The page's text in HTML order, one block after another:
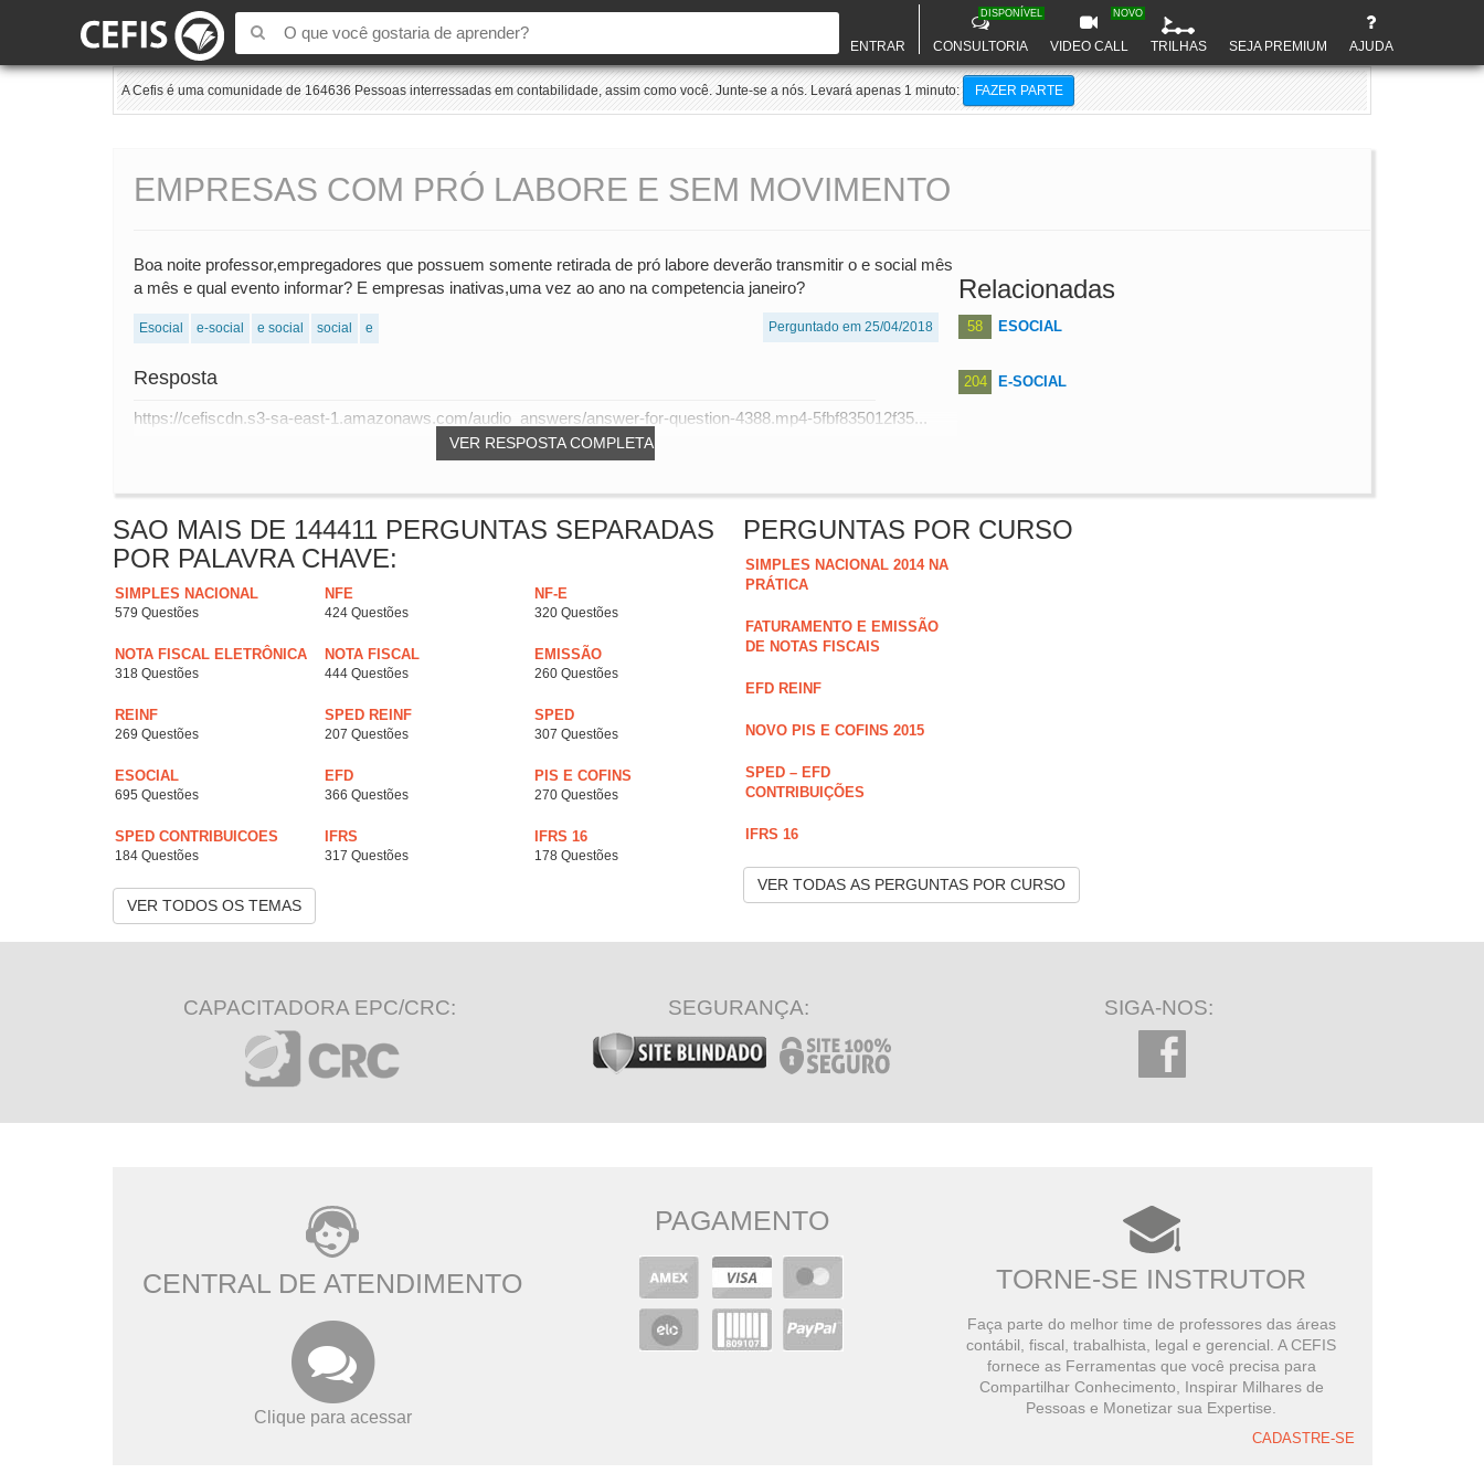
ENTRAR CONSULTORIA
DISPONÍVEL
VIDEO CALL
NOVO
TRILHAS SEJA PREMIUM AJUDA
A Cefis é uma comunidade de 164636 Pessoas interressadas em contabilidade, assim como você. Junte-se a nós. Levará apenas 1 minuto: FAZER PARTE
EMPRESAS COM PRÓ LABORE E SEM MOVIMENTO
Boa noite professor,empregadores que possuem somente retirada de pró labore deverão transmitir o e social mês
a mês e qual evento informar? E empresas inativas,uma vez ao ano na competencia janeiro?
Esocial e-social e social social e Perguntado em 25/04/2018
Resposta
VER RESPOSTA COMPLETA
https://cefiscdn.s3-sa-east-1.amazonaws.com/audio_answers/answer-for-question-4388.mp4-5fbf835012f35...
Relacionadas
58 ESOCIAL
204 E-SOCIAL
SAO MAIS DE 144411 PERGUNTAS SEPARADAS
POR PALAVRA CHAVE:
SIMPLES NACIONAL
579 Questões
NFE
424 Questões
NF-E
320 Questões
NOTA FISCAL ELETRÔNICA
318 Questões
NOTA FISCAL
444 Questões
EMISSÃO
260 Questões
REINF
269 Questões
SPED REINF
207 Questões
SPED
307 Questões
ESOCIAL
695 Questões
EFD
366 Questões
PIS E COFINS
270 Questões
SPED CONTRIBUICOES
184 Questões
IFRS
317 Questões
IFRS 16
178 Questões
VER TODOS OS TEMAS
PERGUNTAS POR CURSO
SIMPLES NACIONAL 2014 NA
PRÁTICA
FATURAMENTO E EMISSÃO
DE NOTAS FISCAIS
EFD REINF
NOVO PIS E COFINS 2015
SPED – EFD
CONTRIBUIÇÕES
IFRS 16
VER TODAS AS PERGUNTAS POR CURSO
CAPACITADORA EPC/CRC: SEGURANÇA: SIGA-NOS:
CENTRAL DE ATENDIMENTO
Clique para acessar
PAGAMENTO
TORNE-SE INSTRUTOR
Faça parte do melhor time de professores das áreas
contábil, fiscal, trabalhista, legal e gerencial. A CEFIS
fornece as Ferramentas que você precisa para
Compartilhar Conhecimento, Inspirar Milhares de
Pessoas e Monetizar sua Expertise.
CADASTRE-SE